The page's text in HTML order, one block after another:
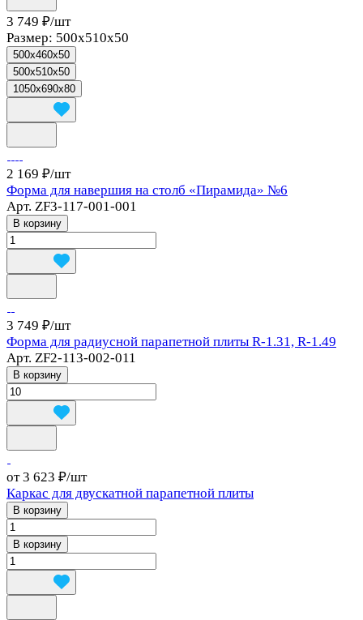
3 749 ₽/шт
Размер: 500x510x50
500x460x50
500x510x50
1050x690x80
2 169 ₽/шт
Форма для навершия на столб «Пирамида» №6
Арт. ZF3-117-001-001
В корзину
3 749 ₽/шт
Форма для радиусной парапетной плиты R-1.31, R-1.49
Арт. ZF2-113-002-011
В корзину
от 3 623 ₽/шт
Каркас для двускатной парапетной плиты
В корзину
В корзину